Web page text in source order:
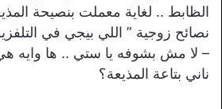
الظابط .. لغاية معملت بنصيحة
نصائح زوجية ” اللي بيجي في
– لا مش بشوفه يا ستي .. ها وايه هي
ناني بتاعة المذيعة؟